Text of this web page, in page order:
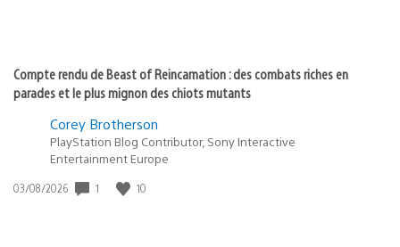
Compte rendu de Beast of Reincarnation : des combats riches en
parades et le plus mignon des chiots mutants
Corey Brotherson
PlayStation Blog Contributor, Sony Interactive
Entertainment Europe
Date
03/08/2026 1 10